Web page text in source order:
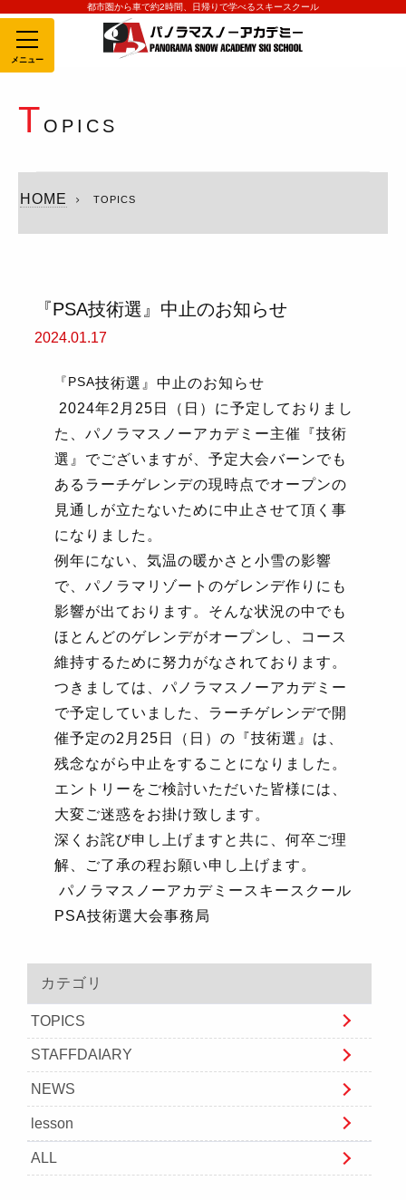
都市圏から車で約2時間、日帰りで学べるスキースクール
MENU
T OPICS
HOME TOPICS
『PSA技術選』中止のお知らせ
2024.01.17
『PSA技術選』中止のお知らせ
2024年2 月 25 日（日）に予定しておりまし
た、パノラマスノーアカデミー主催『技術
選』でございますが、予定大会バーンでも
あるラーチゲレンデの現時点でオープンの
見通しが立たないために中止させて頂く事
になりました。
例年にない、気温の暖かさと小雪の影響
で、パノラマリゾートのゲレンデ作りにも
影響が出ております。そんな状況の中でも
ほとんどのゲレンデがオープンし、コース
維持するために努力がなされております。
つきましては、パノラマスノーアカデミー
で予定していました、ラーチゲレンデで開
催予定の2 月 25 日（日）の『技術選』は、
残念ながら中止をすることになりました。
エントリーをご検討いただいた皆様には、
大変ご迷惑をお掛け致します。
深くお詫び申し上げますと共に、何卒ご理
解、ご了承の程お願い申し上げます。
パノラマスノーアカデミースキースクール
PSA技術選大会事務局
カテゴリ
TOPICS
STAFFDAIARY
NEWS
lesson
ALL